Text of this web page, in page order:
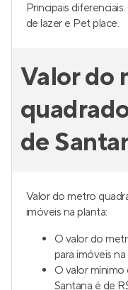
Principais
de lazer e Pet place.
Valor do
de
Valor do metro
imóveis na planta:
O valor do
para imóveis
O valor
Santana é de